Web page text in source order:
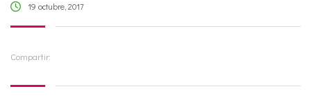
19 octubre, 2017
Compartir: